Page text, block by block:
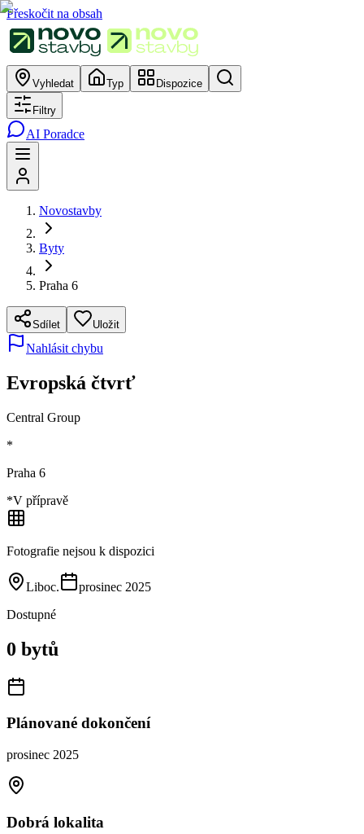
Přeskočit na obsah
Vyhledat Typ Dispozice
Filtry
AI Poradce
Novostavby
Byty
Praha 6
Sdílet Uložit
Nahlásit chybu
Evropská čtvrť
Central Group
*
Praha 6
*V přípravě
Fotografie nejsou k dispozici
Liboc.
prosinec 2025
Dostupné
0 bytů
Plánované dokončení
prosinec 2025
Dobrá lokalita